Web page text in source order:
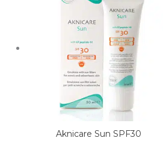
Aknicare Sun SPF30